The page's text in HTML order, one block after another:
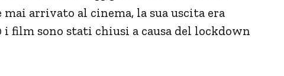
arrivato al cinema, la sua uscita era
i film sono stati chiusi a causa del lockdown